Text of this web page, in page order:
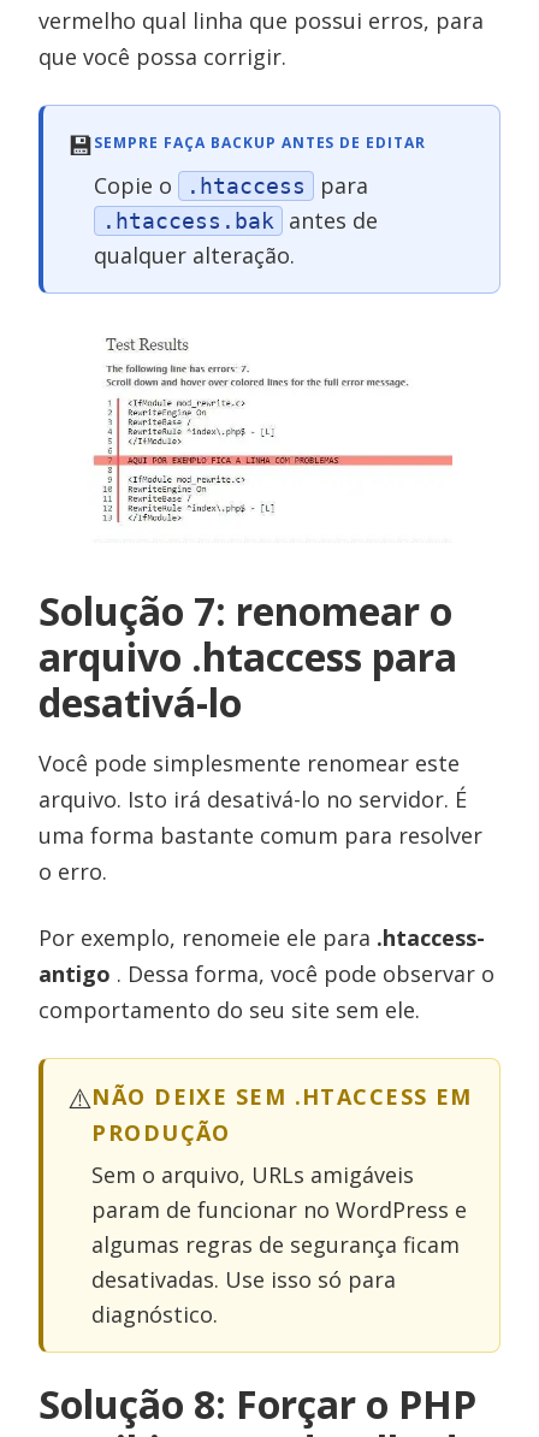
vermelho qual linha que possui erros, para
que você possa corrigir.
💾SEMPRE FAÇA BACKUP ANTES DE EDITAR
Copie o .htaccess para
.htaccess.bak
antes de
qualquer alteração.
Solução 7: renomear o
arquivo .htaccess para
desativá-lo
Você pode simplesmente renomear este
arquivo. Isto irá desativá-lo no servidor. É
uma forma bastante comum para resolver
o erro.
Por exemplo, renomeie ele para .htaccess-
antigo . Dessa forma, você pode observar o
comportamento do seu site sem ele.
⚠️NÃO DEIXE SEM .HTACCESS EM
PRODUÇÃO
Sem o arquivo, URLs amigáveis
param de funcionar no WordPress e
algumas regras de segurança ficam
desativadas. Use isso só para
diagnóstico.
Solução 8: Forçar o PHP